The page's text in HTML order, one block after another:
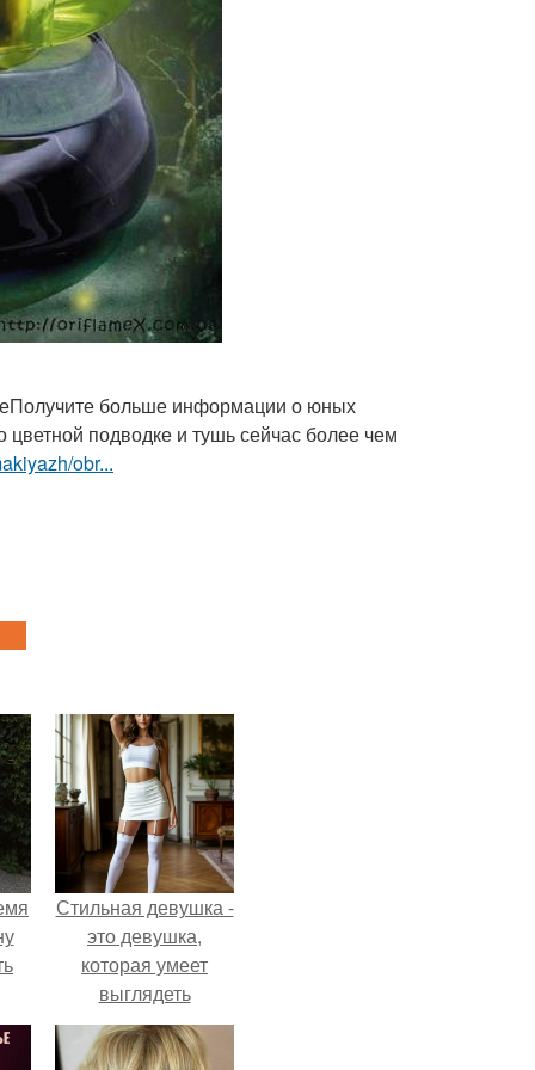
больше информации о юных
подводке и тушь сейчас более чем
obr...
Стильная девушка -
это девушка,
которая умеет
выглядеть
привлекательно и
элегантно в любои